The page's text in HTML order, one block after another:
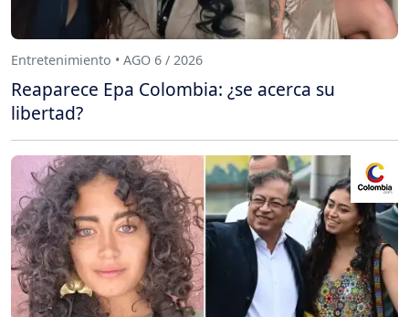
Entretenimiento • AGO 6 / 2026
Reaparece Epa Colombia: ¿se acerca su
libertad?